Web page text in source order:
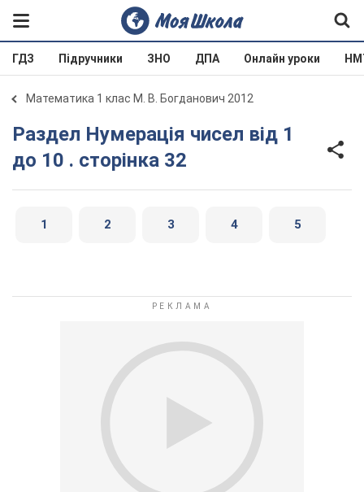
ГДЗ Підручники ЗНО ДПА Онлайн уроки
Математика 1 клас М. В. Богданович 2012
Раздел Нумерація чисел від 1
до 10 . сторінка 32
1 2 3 4 5